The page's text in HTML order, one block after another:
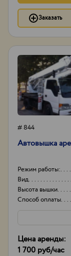
Заказать
# 844
Автовышка
Режим работы:
Вид
Высота вышки
Способ оплаты
Цена аренды:
1 700 руб/час